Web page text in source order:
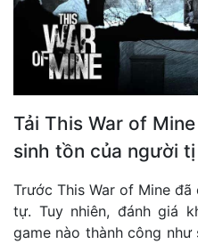
Tải This War of
sinh tồn của người tị
Trước This War of Mine
tự. Tuy nhiên, đánh giá
game nào thành công như